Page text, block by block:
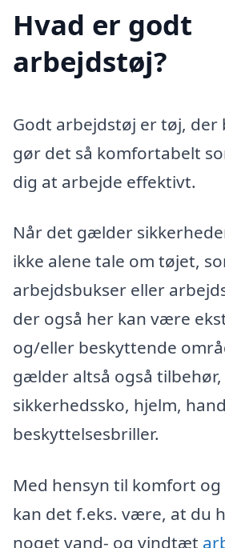
Hvad er godt
arbejdstøj?
Godt arbejdstøj er tøj, der
gør det så komfortabelt
dig at arbejde effektivt.
Når det gælder
ikke alene tale om tøjet,
arbejdsbukser eller
der også her kan være
og/eller beskyttende
gælder altså også tilbehør,
sikkerhedssko, hjelm,
beskyttelsesbriller.
Med hensyn til komfort
kan det f.eks. være, at du
noget vand- og vindtæt